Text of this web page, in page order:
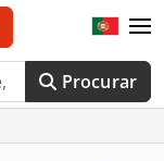
Procurar